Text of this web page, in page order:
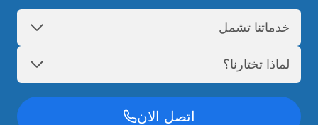
خدماتنا تشمل
لماذا تختارنا؟
اتصل الان